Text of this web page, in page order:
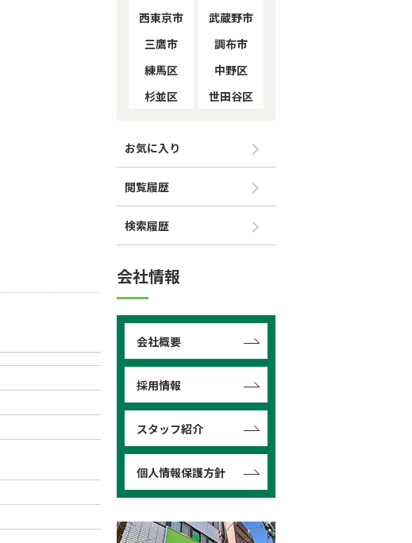
西東京市
武蔵野市
三鷹市
調布市
練馬区
中野区
杉並区
世田谷区
お気に入り
閲覧履歴
検索履歴
会社情報
会社概要
採用情報
スタッフ紹介
個人情報保護方針